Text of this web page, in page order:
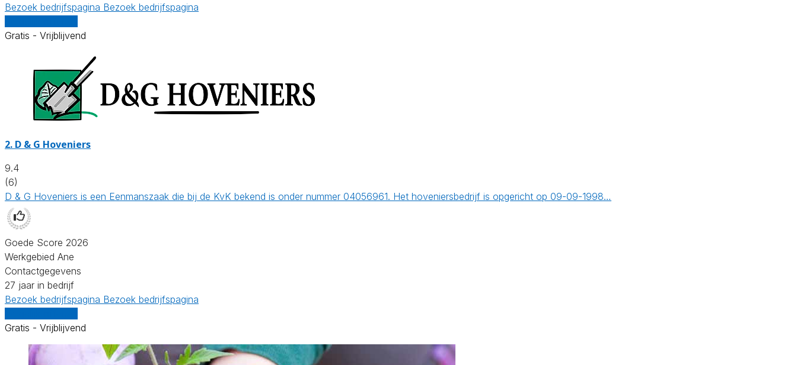
Bezoek bedrijfspagina Bezoek bedrijfspagina
Gratis - Vrijblijvend
2. D & G Hoveniers
9.4
(6)
D & G Hoveniers is een Eenmanszaak die bij de KvK bekend is onder nummer 04056961. Het hoveniersbedrijf is opgericht op 09-09-1998…
Goede Score 2026
Werkgebied Ane
Contactgegevens
27 jaar in bedrijf
Bezoek bedrijfspagina Bezoek bedrijfspagina
Gratis - Vrijblijvend